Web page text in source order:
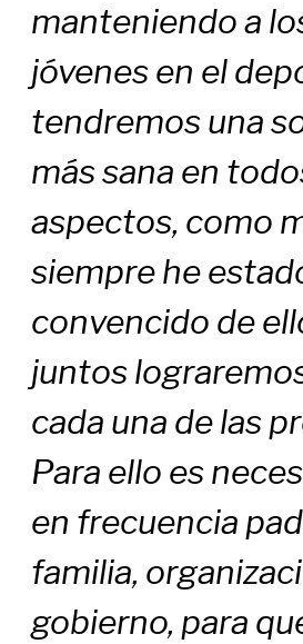
manteniendo a
jóvenes en el
tendremos una
más sana en
aspectos, como
siempre he
convencido de
juntos
cada una de las
Para ello es
en frecuencia
familia,
gobierno, para